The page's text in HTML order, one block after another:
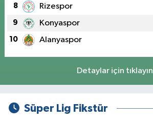
8 Rizespor
9 Konyaspor
10 Alanyaspor
Detaylar için tıklayın
Süper Lig Fikstür